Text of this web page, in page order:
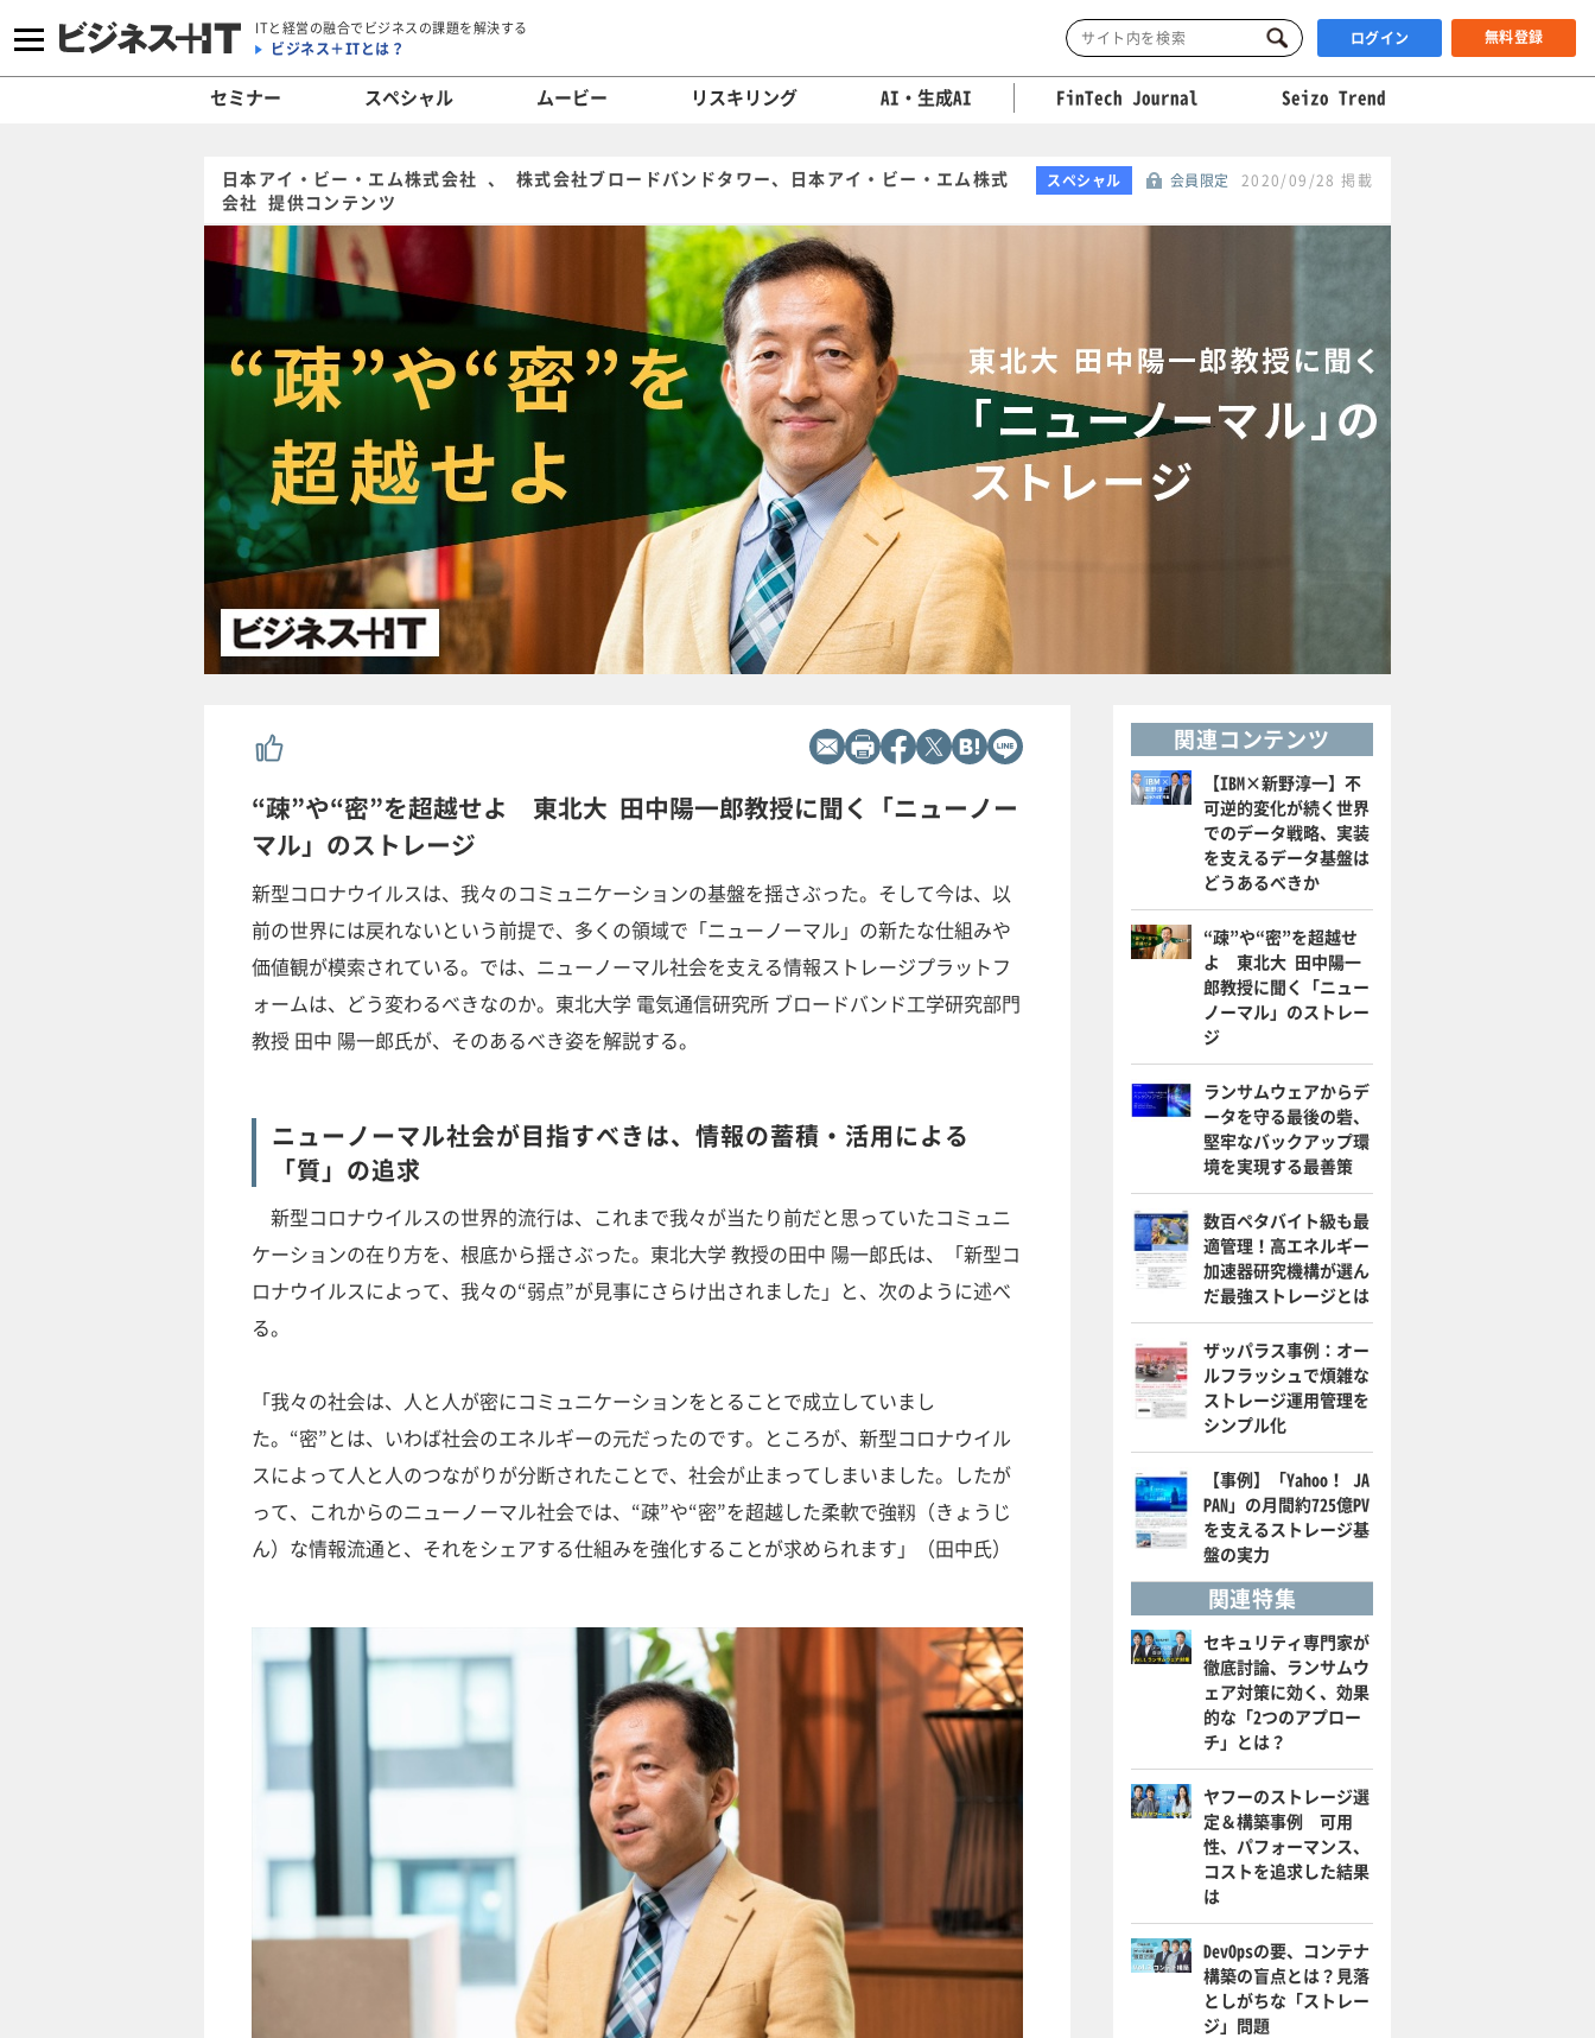
ITと経営の融合でビジネスの課題を解決する
ビジネス＋ITとは？ ログイン 無料登録
セミナー スペシャル ムービー リスキリング AI・生成AI FinTech Journal Seizo Trend
日本アイ・ビー・エム株式会社 、 株式会社ブロードバンドタワー、日本アイ・ビー・エム株式
会社 提供コンテンツ
スペシャル 会員限定 2020/09/28 掲載
“疎”や“密”を超越せよ 東北大 田中陽一郎教授に聞く「ニューノー
マル」のストレージ
新型コロナウイルスは、我々のコミュニケーションの基盤を揺さぶった。そして今は、以
前の世界には戻れないという前提で、多くの領域で「ニューノーマル」の新たな仕組みや
価値観が模索されている。では、ニューノーマル社会を支える情報ストレージプラットフ
ォームは、どう変わるべきなのか。東北大学 電気通信研究所 ブロードバンド工学研究部門
教授 田中 陽一郎氏が、そのあるべき姿を解説する。
ニューノーマル社会が目指すべきは、情報の蓄積・活用による
「質」の追求
新型コロナウイルスの世界的流行は、これまで我々が当たり前だと思っていたコミュニ
ケーションの在り方を、根底から揺さぶった。東北大学 教授の田中 陽一郎氏は、「新型コ
ロナウイルスによって、我々の“弱点”が見事にさらけ出されました」と、次のように述べ
る。
「我々の社会は、人と人が密にコミュニケーションをとることで成立していまし
た。“密”とは、いわば社会のエネルギーの元だったのです。ところが、新型コロナウイル
スによって人と人のつながりが分断されたことで、社会が止まってしまいました。したが
って、これからのニューノーマル社会では、“疎”や“密”を超越した柔軟で強靱（きょうじ
ん）な情報流通と、それをシェアする仕組みを強化することが求められます」（田中氏）
関連コンテンツ
【IBM×新野淳一】不
可逆的変化が続く世界
でのデータ戦略、実装
を支えるデータ基盤は
どうあるべきか
“疎”や“密”を超越せ
よ 東北大 田中陽一
郎教授に聞く「ニュー
ノーマル」のストレー
ジ
ランサムウェアからデ
ータを守る最後の砦、
堅牢なバックアップ環
境を実現する最善策
数百ペタバイト級も最
適管理！高エネルギー
加速器研究機構が選ん
だ最強ストレージとは
ザッパラス事例：オー
ルフラッシュで煩雑な
ストレージ運用管理を
シンプル化
【事例】「Yahoo！ JA
PAN」の月間約725億PV
を支えるストレージ基
盤の実力
関連特集
セキュリティ専門家が
徹底討論、ランサムウ
ェア対策に効く、効果
的な「2つのアプロー
チ」とは？
ヤフーのストレージ選
定＆構築事例 可用
性、パフォーマンス、
コストを追求した結果
は
DevOpsの要、コンテナ
構築の盲点とは？見落
としがちな「ストレー
ジ」問題